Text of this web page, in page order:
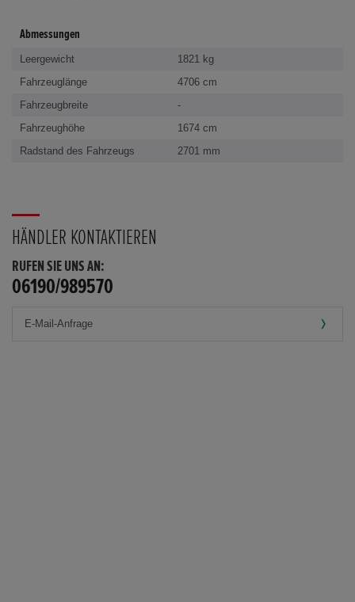
Abmessungen
Leergewicht
1821 kg
Fahrzeuglänge
4706 cm
Fahrzeugbreite
-
Fahrzeughöhe
1674 cm
Radstand des Fahrzeugs
2701 mm
HÄNDLER KONTAKTIEREN
RUFEN SIE UNS AN:
06190/989570